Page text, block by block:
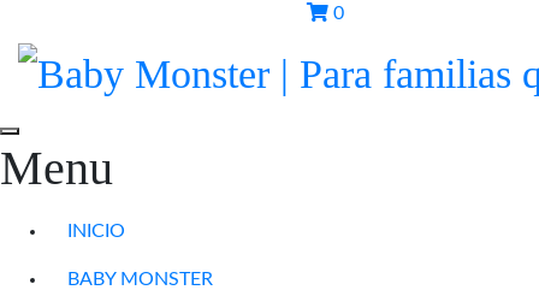
0
Menu
INICIO
BABY MONSTER